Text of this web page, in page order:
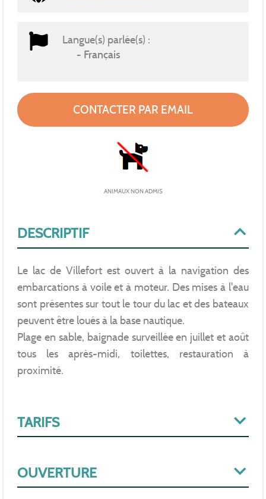
DESCRIPTIF
Le lac de Villefort est ouvert à la navigation des
embarcations à voile et à moteur. Des mises à l'eau
sont présentes sur tout le tour du lac et des bateaux
peuvent être loués à la base nautique.
Plage en sable, baignade surveillée en juillet et août
tous les après-midi, toilettes, restauration à
proximité.
TARIFS
OUVERTURE
Langue(s) parlée(s) :
Français
CONTACTER PAR EMAIL
ANIMAUX NON ADMIS